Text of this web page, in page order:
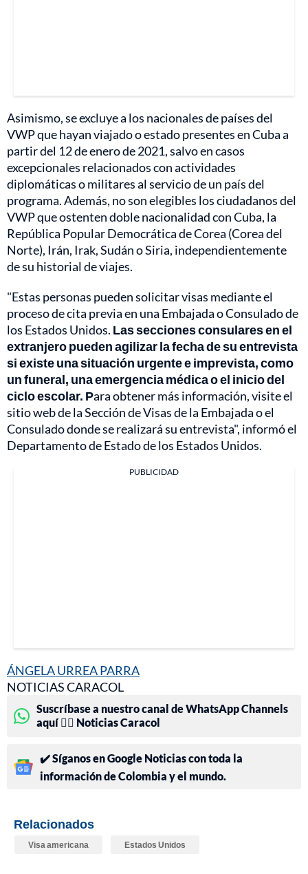
Asimismo, se excluye a los nacionales de países del
VWP que hayan viajado o estado presentes en Cuba a
partir del 12 de enero de 2021, salvo en casos
excepcionales relacionados con actividades
diplomáticas o militares al servicio de un país del
programa. Además, no son elegibles los ciudadanos del
VWP que ostenten doble nacionalidad con Cuba, la
República Popular Democrática de Corea (Corea del
Norte), Irán, Irak, Sudán o Siria, independientemente
de su historial de viajes.
"Estas personas pueden solicitar visas mediante el
proceso de cita previa en una Embajada o Consulado de
los Estados Unidos. Las secciones consulares en el
extranjero pueden agilizar la fecha de su entrevista
si existe una situación urgente e imprevista, como
un funeral, una emergencia médica o el inicio del
ciclo escolar. Para obtener más información, visite el
sitio web de la Sección de Visas de la Embajada o el
Consulado donde se realizará su entrevista", informó el
Departamento de Estado de los Estados Unidos.
PUBLICIDAD
ÁNGELA URREA PARRA
NOTICIAS CARACOL
Suscríbase a nuestro canal de WhatsApp Channels
aquí 👉🏻 Noticias Caracol
✔️ Síganos en Google Noticias con toda la
información de Colombia y el mundo.
Relacionados
Visa americana Estados Unidos